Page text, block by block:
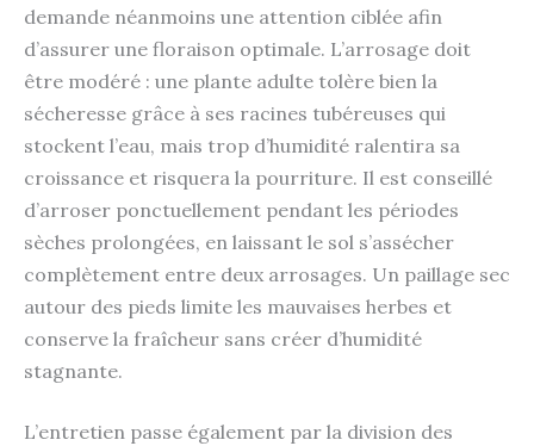
demande néanmoins une attention ciblée afin
d’assurer une floraison optimale. L’arrosage doit
être modéré : une plante adulte tolère bien la
sécheresse grâce à ses racines tubéreuses qui
stockent l’eau, mais trop d’humidité ralentira sa
croissance et risquera la pourriture. Il est conseillé
d’arroser ponctuellement pendant les périodes
sèches prolongées, en laissant le sol s’assécher
complètement entre deux arrosages. Un paillage sec
autour des pieds limite les mauvaises herbes et
conserve la fraîcheur sans créer d’humidité
stagnante.
L’entretien passe également par la division des